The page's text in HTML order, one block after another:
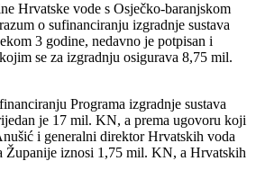
Hrvatske vode s Osječko-baranjskom
o sufinanciranju izgradnje sustava
3 godine, nedavno je potpisan i
se za izgradnju osigurava 8,75 mil.
Programa izgradnje sustava
je 17 mil. KN, a prema ugovoru koji
i generalni direktor Hrvatskih voda
Županije iznosi 1,75 mil. KN, a Hrvatskih